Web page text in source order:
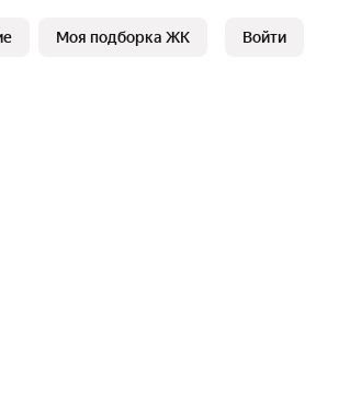
Моя подборка ЖК Войти